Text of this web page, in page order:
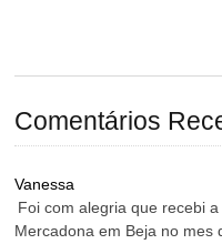
Comentários
Vanessa
Foi com alegria que recebi
Mercadona em Beja no mes